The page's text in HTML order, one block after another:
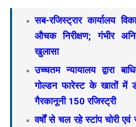
सब-रजिस्ट्रार कार्यालय
औचक निरीक्षण; गंभीर
खुलासा
उच्चतम न्यायालय द्वारा
गोल्डन फारेस्ट के खातों में
गैरकानूनी 150 रजिस्ट्री
वर्षों से चल रहे स्टांप चोरी एवं